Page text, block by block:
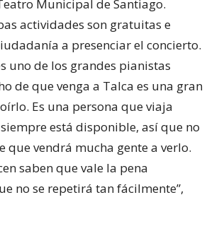
Municipal de Santiago.
actividades son gratuitas e
a presenciar el concierto.
uno de los grandes pianistas
de que venga a Talca es una gran
Es una persona que viaja
está disponible, así que no
que vendrá mucha gente a verlo.
saben que vale la pena
no se repetirá tan fácilmente”,